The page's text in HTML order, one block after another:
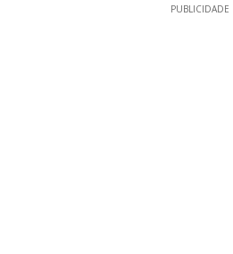
PUBLICIDADE